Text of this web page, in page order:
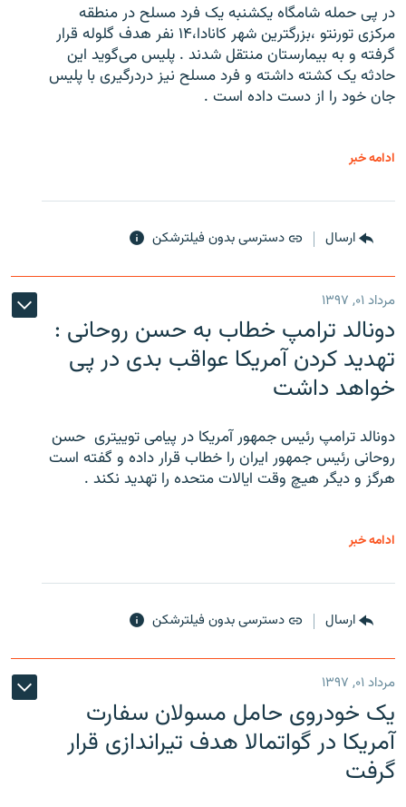
در پی حمله شامگاه یکشنبه یک فرد مسلح در منطقه
مرکزی تورنتو ،‌بزرگترین شهر کانادا،۱۴ نفر هدف گلوله قرار
گرفته و به بیمارستان منتقل شدند . پلیس می‌گوید این
حادثه یک کشته داشته و فرد مسلح نیز دردرگیری با پلیس
جان خود را از دست داده است .
ادامه خبر
ارسال دسترسی بدون فیلترشکن
مرداد ۰۱, ۱۳۹۷
دونالد ترامپ خطاب به حسن روحانی :
تهدید کردن آمریکا عواقب بدی در پی
خواهد داشت
دونالد ترامپ رئیس جمهور آمریکا در پیامی توییتری ‌ حسن
روحانی رئیس جمهور ایران را خطاب قرار داده و گفته است
هرگز و دیگر هیچ وقت ایالات متحده را تهدید نکند .
ادامه خبر
ارسال دسترسی بدون فیلترشکن
مرداد ۰۱, ۱۳۹۷
یک خودروی حامل مسولان سفارت
آمریکا در گواتمالا هدف تیراندازی قرار
گرفت